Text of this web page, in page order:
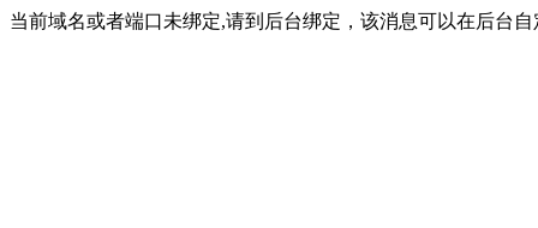
当前域名或者端口未绑定,请到后台绑定，该消息可以在后台自